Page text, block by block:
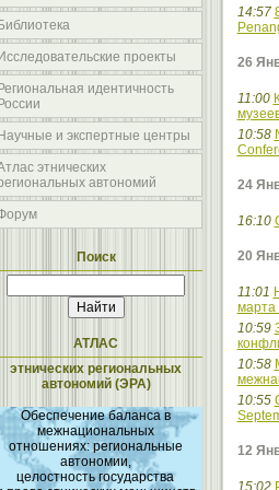
Библиотека
Исследовательские проекты
Региональная идентичность
России
Научные и экспертные центры
этнических
автономий
Поиск
АТЛАС
этнических региональных
автономий (ЭРА)
Обеспечение баланса в
межнациональных
отношениях: региональные
автономии,
целостность государства
14:57
26
11:00
10:58
24
16:10
20
11:01
марта
10:59
10:58
10:55
12
15:02